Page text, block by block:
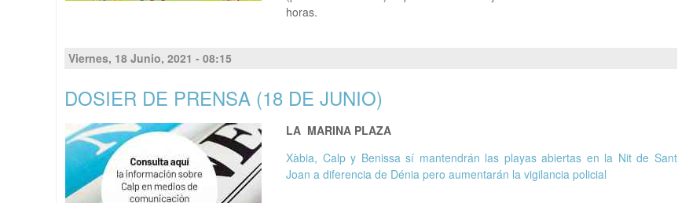
horas.
Viernes, 18 Junio, 2021 - 08:15
DOSIER DE PRENSA (18 DE JUNIO)
LA MARINA PLAZA
Xàbia, Calp y Benissa sí mantendrán las playas abiertas en la Nit de Sant
Joan a diferencia de Dénia pero aumentarán la vigilancia policial